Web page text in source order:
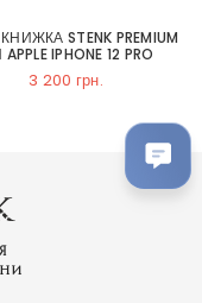
STENK PREMIUM
IPHONE 12 PRO
3 200 грн.